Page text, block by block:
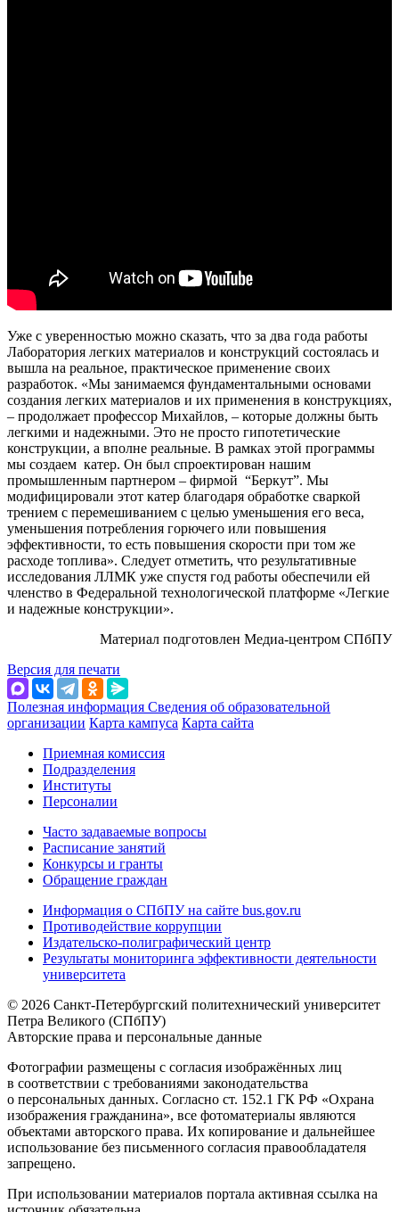
Уже с уверенностью можно сказать, что за два года работы
Лаборатория легких материалов и конструкций состоялась и
вышла на реальное, практическое применение своих
разработок. «Мы занимаемся фундаментальными основами
создания легких материалов и их применения в конструкциях,
– продолжает профессор Михайлов, – которые должны быть
легкими и надежными. Это не просто гипотетические
конструкции, а вполне реальные. В рамках этой программы
мы создаем катер. Он был спроектирован нашим
промышленным партнером – фирмой “Беркут”. Мы
модифицировали этот катер благодаря обработке сваркой
трением с перемешиванием с целью уменьшения его веса,
уменьшения потребления горючего или повышения
эффективности, то есть повышения скорости при том же
расходе топлива». Следует отметить, что результативные
исследования ЛЛМК уже спустя год работы обеспечили ей
членство в Федеральной технологической платформе «Легкие
и надежные конструкции».
Материал подготовлен Медиа-центром СПбПУ
Версия для печати
Полезная информация Сведения об образовательной
организации Карта кампуса Карта сайта
Приемная комиссия
Подразделения
Институты
Персоналии
Часто задаваемые вопросы
Расписание занятий
Конкурсы и гранты
Обращение граждан
Информация о СПбПУ на сайте bus.gov.ru
Противодействие коррупции
Издательско-полиграфический центр
Результаты мониторинга эффективности деятельности
университета
© 2026 Санкт-Петербургский политехнический университет
Петра Великого (СПбПУ)
Авторские права и персональные данные
Фотографии размещены с согласия изображённых лиц
в соответствии с требованиями законодательства
о персональных данных. Согласно ст. 152.1 ГК РФ «Охрана
изображения гражданина», все фотоматериалы являются
объектами авторского права. Их копирование и дальнейшее
использование без письменного согласия правообладателя
запрещено.
При использовании материалов портала активная ссылка на